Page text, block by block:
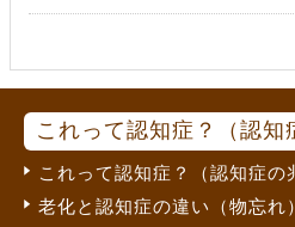
これって認知症？（認知
これって認知症？（認知症の
老化と認知症の違い（物忘れ）